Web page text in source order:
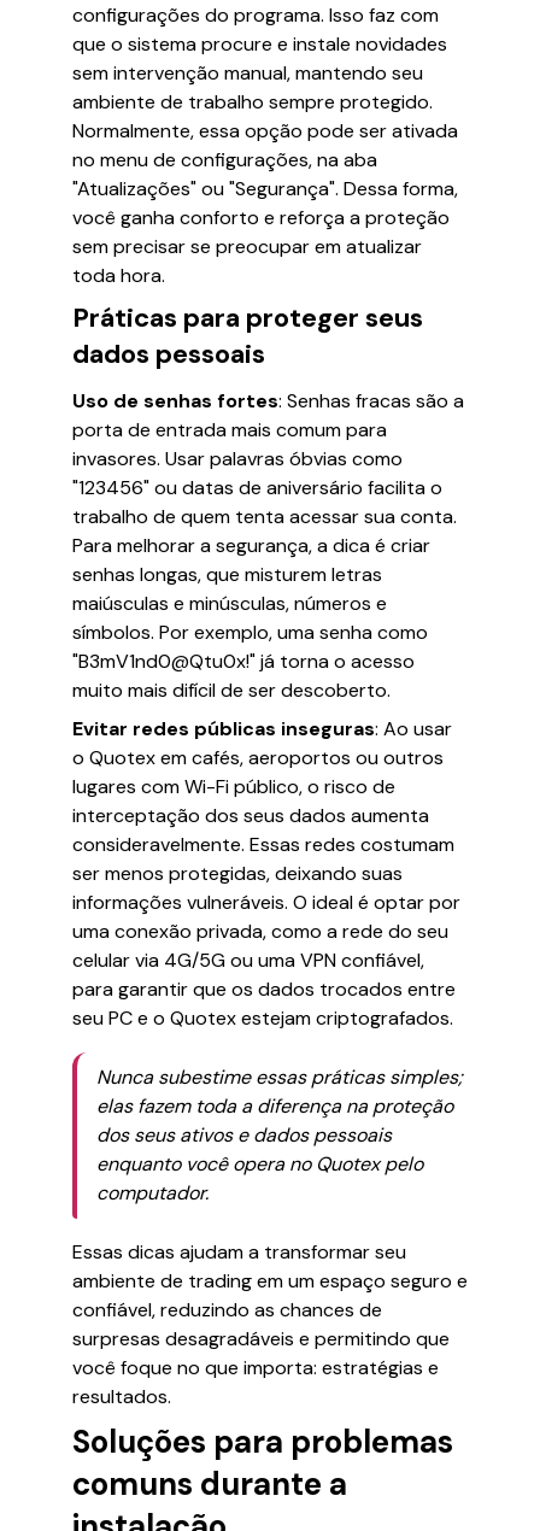
configurações do programa. Isso faz com
que o sistema procure e instale novidades
sem intervenção manual, mantendo seu
ambiente de trabalho sempre protegido.
Normalmente, essa opção pode ser ativada
no menu de configurações, na aba
"Atualizações" ou "Segurança". Dessa forma,
você ganha conforto e reforça a proteção
sem precisar se preocupar em atualizar
toda hora.
Práticas para proteger seus
dados pessoais
Uso de senhas fortes: Senhas fracas são a
porta de entrada mais comum para
invasores. Usar palavras óbvias como
"123456" ou datas de aniversário facilita o
trabalho de quem tenta acessar sua conta.
Para melhorar a segurança, a dica é criar
senhas longas, que misturem letras
maiúsculas e minúsculas, números e
símbolos. Por exemplo, uma senha como
"B3mV1nd0@Qtu0x!" já torna o acesso
muito mais difícil de ser descoberto.
Evitar redes públicas inseguras: Ao usar
o Quotex em cafés, aeroportos ou outros
lugares com Wi-Fi público, o risco de
interceptação dos seus dados aumenta
consideravelmente. Essas redes costumam
ser menos protegidas, deixando suas
informações vulneráveis. O ideal é optar por
uma conexão privada, como a rede do seu
celular via 4G/5G ou uma VPN confiável,
para garantir que os dados trocados entre
seu PC e o Quotex estejam criptografados.
Nunca subestime essas práticas simples;
elas fazem toda a diferença na proteção
dos seus ativos e dados pessoais
enquanto você opera no Quotex pelo
computador.
Essas dicas ajudam a transformar seu
ambiente de trading em um espaço seguro e
confiável, reduzindo as chances de
surpresas desagradáveis e permitindo que
você foque no que importa: estratégias e
resultados.
Soluções para problemas
comuns durante a